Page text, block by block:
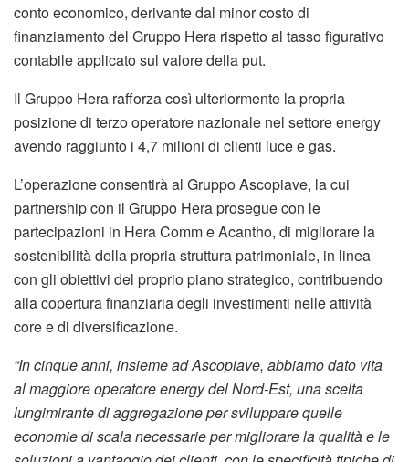
conto economico, derivante dal minor costo di
finanziamento del Gruppo Hera rispetto al tasso figurativo
contabile applicato sul valore della put.
Il Gruppo Hera rafforza così ulteriormente la propria
posizione di terzo operatore nazionale nel settore energy
avendo raggiunto i 4,7 milioni di clienti luce e gas.
L’operazione consentirà al Gruppo Ascopiave, la cui
partnership con il Gruppo Hera prosegue con le
partecipazioni in Hera Comm e Acantho, di migliorare la
sostenibilità della propria struttura patrimoniale, in linea
con gli obiettivi del proprio piano strategico, contribuendo
alla copertura finanziaria degli investimenti nelle attività
core e di diversificazione.
“In cinque anni, insieme ad Ascopiave, abbiamo dato vita
al maggiore operatore energy del Nord-Est, una scelta
lungimirante di aggregazione per sviluppare quelle
economie di scala necessarie per migliorare la qualità e le